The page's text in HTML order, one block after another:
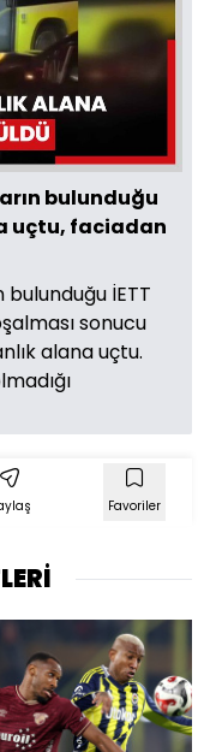
bulunduğu
uçtu, faciadan
İETT
sonucu
alana uçtu.
Favoriler